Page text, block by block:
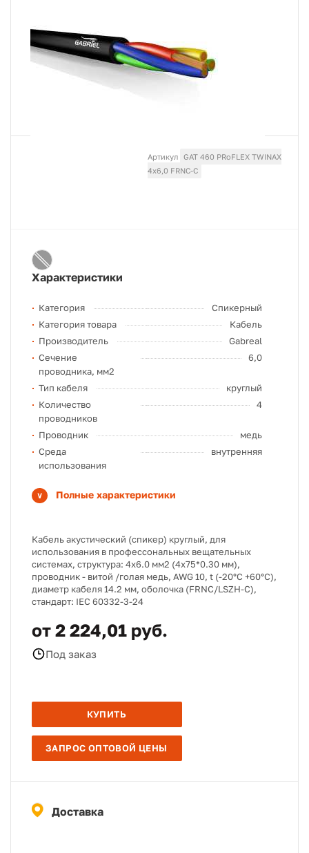
Артикул
GAT 460 PRoFLEX TWINAX
4x6,0 FRNC-C
Характеристики
Категория
Спикерный
Категория товара
Кабель
Производитель
Gabreal
Сечение
проводника, мм2
6,0
Тип кабеля
круглый
Количество
проводников
4
Проводник
медь
Среда
использования
внутренняя
Полные характеристики
Кабель акустический (спикер) круглый, для
использования в профессональных вещательных
системах, структура: 4х6.0 мм2 (4х75*0.30 мм),
проводник - витой /голая медь, AWG 10, t (-20°C +60°C),
диаметр кабеля 14.2 мм, оболочка (FRNC/LSZH-С),
стандарт: IEC 60332-3-24
от 2 224,01 руб.
Под заказ
КУПИТЬ
ЗАПРОС ОПТОВОЙ ЦЕНЫ
Доставка